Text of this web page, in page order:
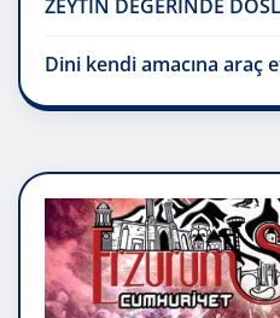
ZEYTİN DEĞERİNDE
Dini kendi amacına araç